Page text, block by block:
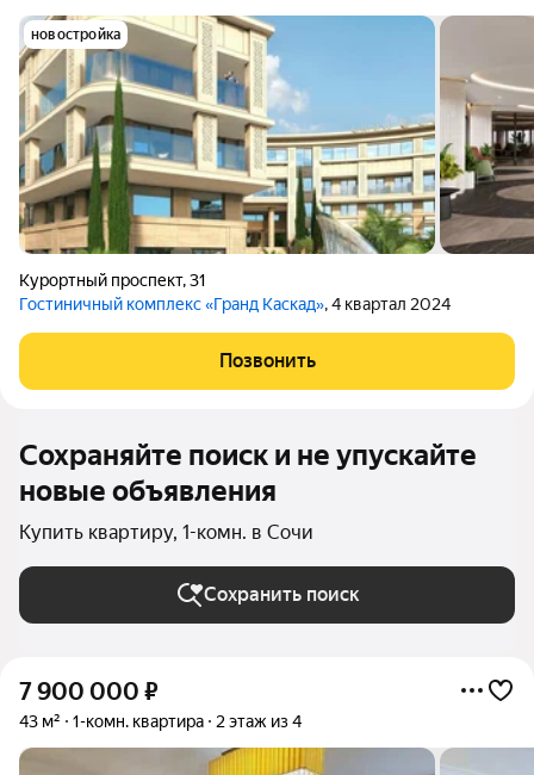
новостройка
Курортный проспект,31
Гостиничный комплекс «Гранд Каскад», 4 квартал 2024
Позвонить
Сохраняйте поиск и не упускайте
новые объявления
Купить квартиру, 1-комн. в Сочи
Сохранить поиск
7 900 000 ₽
43 м² 1-комн. квартира 2 этаж из 4